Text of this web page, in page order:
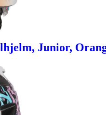
Junior,